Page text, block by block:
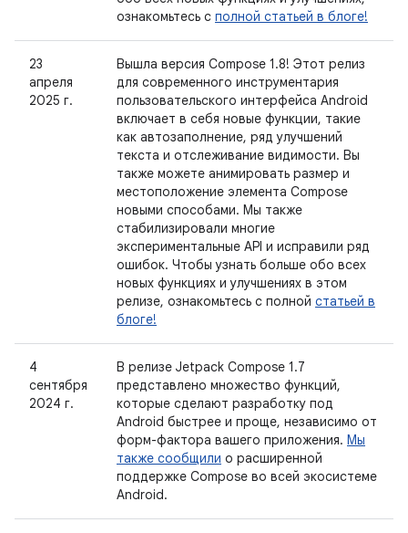
ознакомьтесь с полной статьей в блоге!
23
апреля
2025 г.
Вышла версия Compose 1.8! Этот релиз
для современного инструментария
пользовательского интерфейса Android
включает в себя новые функции, такие
как автозаполнение, ряд улучшений
текста и отслеживание видимости. Вы
также можете анимировать размер и
местоположение элемента Compose
новыми способами. Мы также
стабилизировали многие
экспериментальные API и исправили ряд
ошибок. Чтобы узнать больше обо всех
новых функциях и улучшениях в этом
релизе, ознакомьтесь с полной статьей в
блоге!
4
сентября
2024 г.
В релизе Jetpack Compose 1.7
представлено множество функций,
которые сделают разработку под
Android быстрее и проще, независимо от
форм-фактора вашего приложения. Мы
также сообщили о расширенной
поддержке Compose во всей экосистеме
Android.